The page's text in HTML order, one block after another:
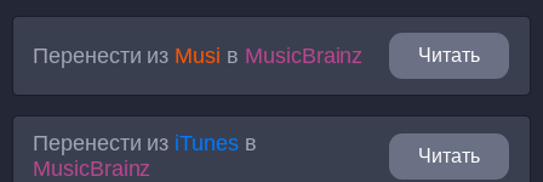
Перенести из Musi в MusicBrainz Читать
Перенести из iTunes в
MusicBrainz
Читать